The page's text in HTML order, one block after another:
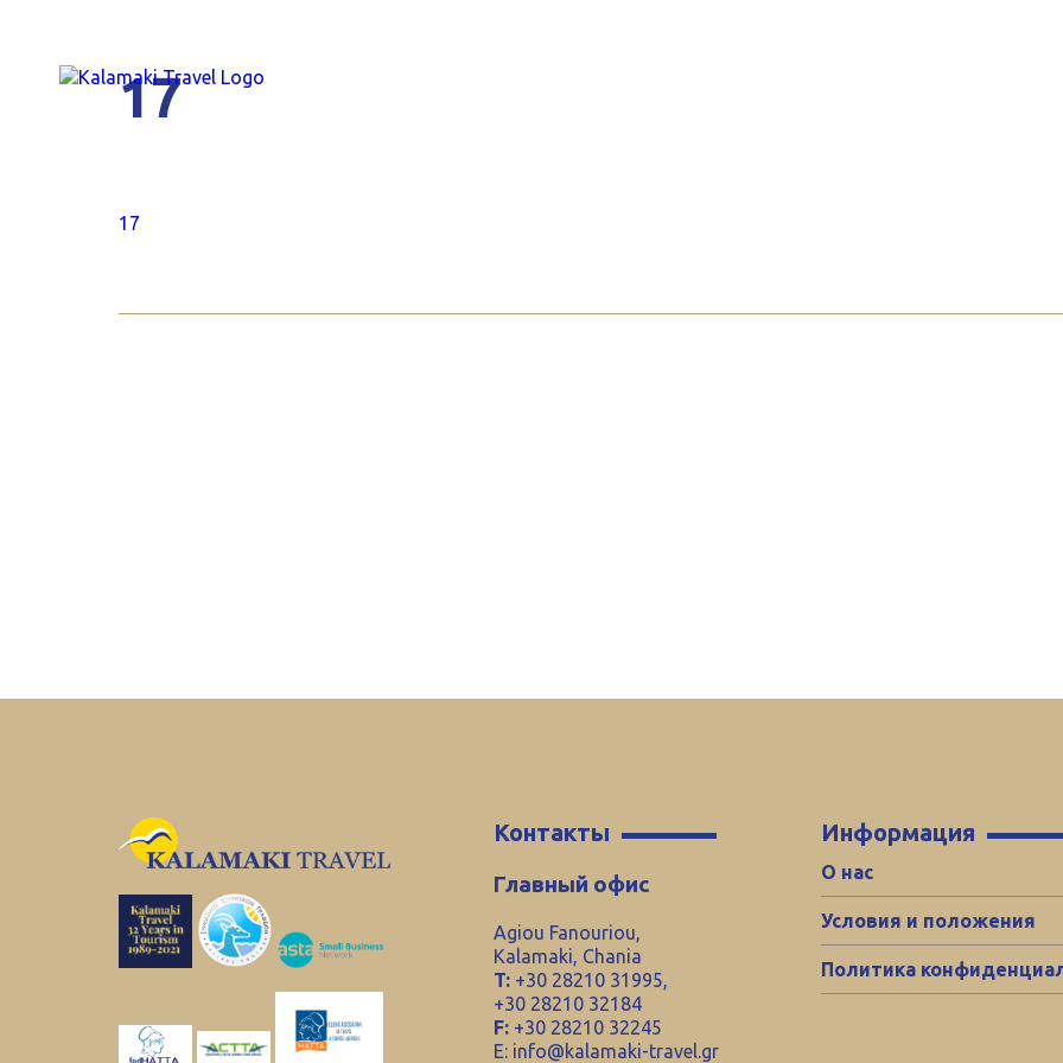
17
17
Контакты
Главный офис
Agiou Fanouriou,
Kalamaki, Chania
T:+30 28210 31995,
+30 28210 32184
F:+30 28210 32245
E: info@kalamaki-travel.gr
Информация
О нас
Условия и положения
Политика